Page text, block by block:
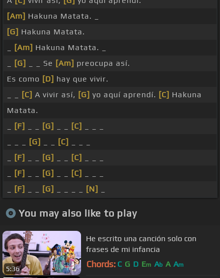
[Am] Hakuna Matata. _
[G] Hakuna Matata.
[Am] Hakuna Matata. _
[G] _ _ Se [Am] preocupa así.
Es como [D] hay que vivir.
[C] A vivir así, [G] yo aquí aprendí. [C] Hakuna
Matata.
[F] [G] [C]
[G] [C]
[F] [G] [C]
[F] [G] [C]
[F] [G] [N]
You may also like to play
5:36
He escrito una canción solo con
frases de mi infancia
Chords: C G D Em Ab A Am